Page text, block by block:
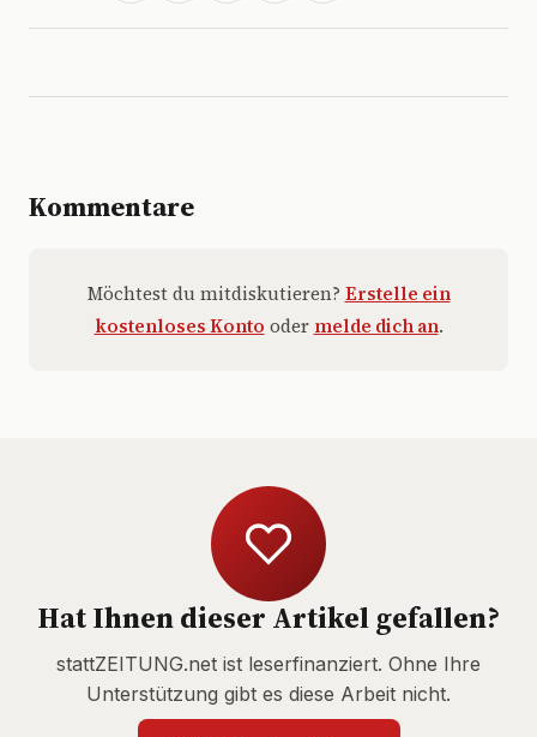
Kommentare
Möchtest du mitdiskutieren? Erstelle ein
kostenloses Konto oder melde dich an.
Hat Ihnen dieser Artikel gefallen?
stattZEITUNG.net ist leserfinanziert. Ohne Ihre
Unterstützung gibt es diese Arbeit nicht.